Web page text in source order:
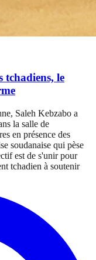
tchadiens, le
Saleh Kebzabo a
la salle de
en présence des
soudanaise qui pèse
est de s'unir pour
tchadien à soutenir